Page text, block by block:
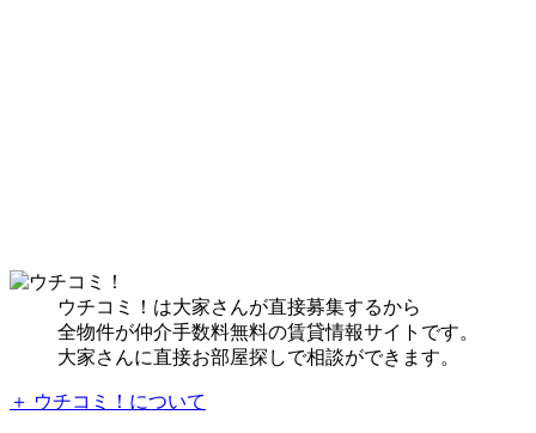
ウチコミ！は大家さんが直接募集するから
全物件が仲介手数料無料の賃貸情報サイトです。
大家さんに直接お部屋探しで相談ができます。
＋ ウチコミ！について